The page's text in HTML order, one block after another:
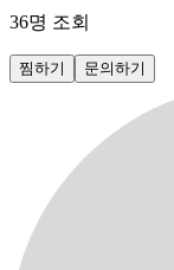
36명 조회
찜하기 문의하기